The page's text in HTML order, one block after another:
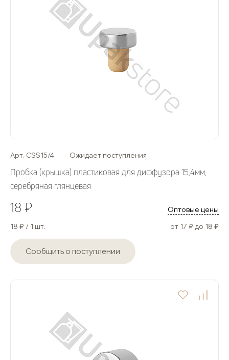
Арт. CSS15/4 Ожидает поступления
Пробка (крышка) пластиковая для диффузора 15,4мм,
серебряная глянцевая
18 ₽ Оптовые цены
18 ₽ / 1 шт. от 17 ₽ до 18 ₽
Сообщить о поступлении